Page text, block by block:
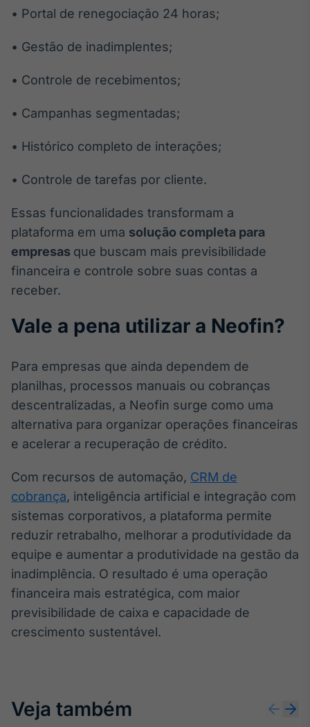
• Portal de renegociação 24 horas;
• Gestão de inadimplentes;
• Controle de recebimentos;
• Campanhas segmentadas;
• Histórico completo de interações;
• Controle de tarefas por cliente.
Essas funcionalidades transformam a
plataforma em uma solução completa para
empresas que buscam mais previsibilidade
financeira e controle sobre suas contas a
receber.
Vale a pena utilizar a Neofin?
Para empresas que ainda dependem de
planilhas, processos manuais ou cobranças
descentralizadas, a Neofin surge como uma
alternativa para organizar operações financeiras
e acelerar a recuperação de crédito.
Com recursos de automação, CRM de
cobrança, inteligência artificial e integração com
sistemas corporativos, a plataforma permite
reduzir retrabalho, melhorar a produtividade da
equipe e aumentar a produtividade na gestão da
inadimplência. O resultado é uma operação
financeira mais estratégica, com maior
previsibilidade de caixa e capacidade de
crescimento sustentável.
Veja também